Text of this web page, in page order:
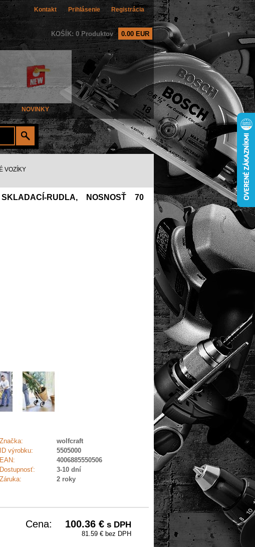
Kontakt Prihlásenie Registrácia
KOŠÍK: 0 Produktov 0.00 EUR
NOVINKY
VOZÍKY
RUDLA, NOSNOSŤ 70
Značka:
wolfcraft
ID výrobku:
5505000
EAN:
4006885550506
Dostupnosť:
3-10 dní
Záruka:
2 roky
Cena: 100.36 € s DPH
81.59 € bez DPH